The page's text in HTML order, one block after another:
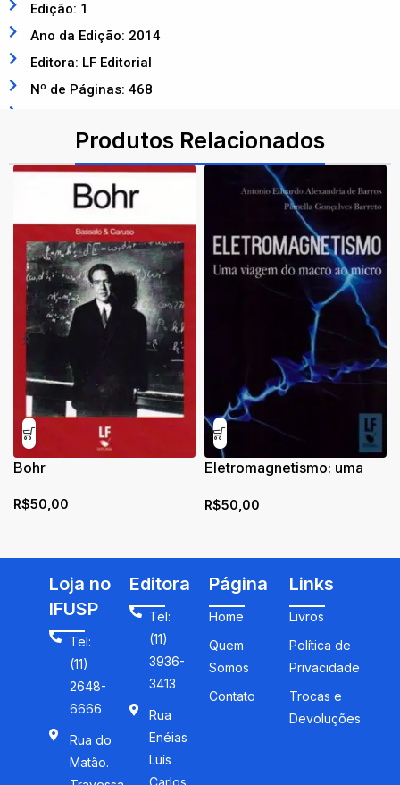
Edição: 1
Ano da Edição: 2014
Editora: LF Editorial
Nº de Páginas: 468
Produtos Relacionados
Bohr
R$50,00
Eletromagnetismo: uma
R$50,00
Loja no
IFUSP
Tel:
(11)
2648-
6666
Rua do
Matão.
Editora
Tel:
(11)
3936-
3413
Rua
Enéias
Luís
Carlos
Página
Home
Quem
Somos
Contato
Links
Livros
Política de
Privacidade
Trocas e
Devoluções